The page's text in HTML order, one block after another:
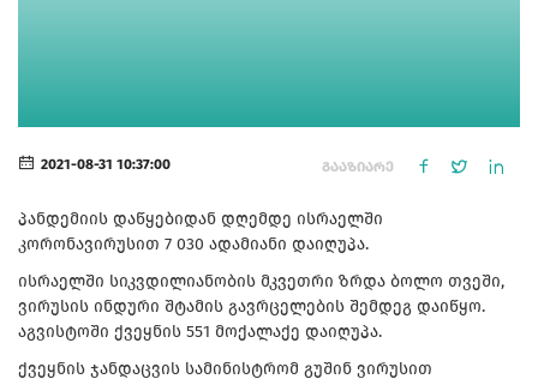
2021-08-31 10:37:00 ᲒᲐᲐᲖᲘᲐᲠᲔ
პანდემიის დაწყებიდან დღემდე ისრაელში
კორონავირუსით 7 030 ადამიანი დაიღუპა.
ისრაელში სიკვდილიანობის მკვეთრი ზრდა ბოლო თვეში,
ვირუსის ინდური შტამის გავრცელების შემდეგ დაიწყო.
აგვისტოში ქვეყნის 551 მოქალაქე დაიღუპა.
ქვეყნის ჯანდაცვის სამინისტრომ გუშინ ვირუსით